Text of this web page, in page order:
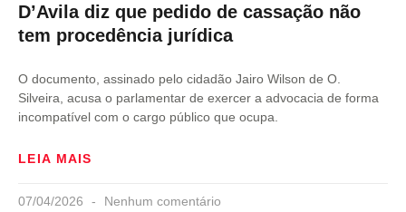
D’Avila diz que pedido de cassação não
tem procedência jurídica
O documento, assinado pelo cidadão Jairo Wilson de O.
Silveira, acusa o parlamentar de exercer a advocacia de forma
incompatível com o cargo público que ocupa.
LEIA MAIS
07/04/2026 Nenhum comentário